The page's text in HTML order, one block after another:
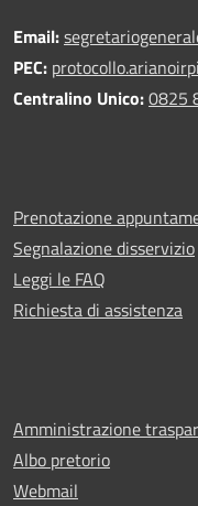
Email:
PEC:
Centralino Unico:0825
Prenotazione
Segnalazione disservizio
Leggi le FAQ
Richiesta di assistenza
Amministrazione
Albo pretorio
Webmail